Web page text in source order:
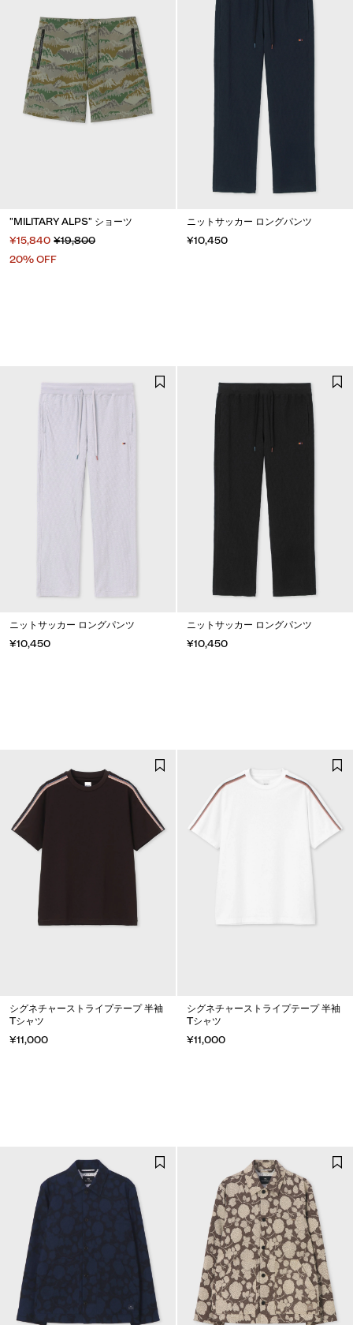
"MILITARY ALPS" ショーツ
¥15,840 ¥19,800
20% OFF
ニットサッカー ロングパンツ
¥10,450
ニットサッカー ロングパンツ
¥10,450
ニットサッカー ロングパンツ
¥10,450
シグネチャーストライプテープ 半袖
Tシャツ
¥11,000
シグネチャーストライプテープ 半袖
Tシャツ
¥11,000